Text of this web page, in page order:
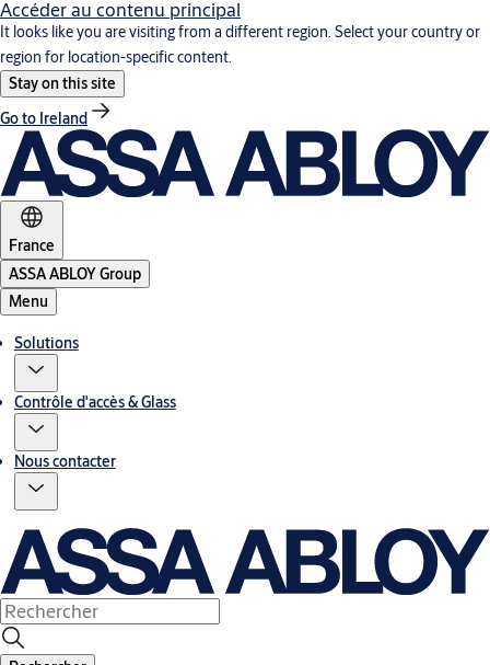
Accéder au contenu principal
It looks like you are visiting from a different region. Select your country or
region for location-specific content.
Stay on this site
Go to Ireland
France
ASSA ABLOY Group
Menu
Solutions
Contrôle d'accès & Glass
Nous contacter